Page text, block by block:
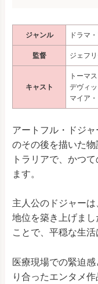
ジャンル ドラマ
監督 ジェフ
キャスト
トーマ
デヴィ
マイア
アートフル・ドジャ
のその後を描いた
トラリアで、かつ
ます。
主人公のドジャー
地位を築き上げま
ことで、平穏な生活
医療現場での緊迫
り合ったエンタメ